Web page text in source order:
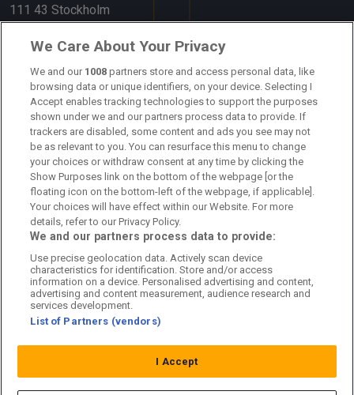
111 43 Stockholm
Länkar
Om oss
Kontakta oss
Kundtjänst
Sponsor: Rekatochklart
Annonsera på Fotbolldirekt
Redaktionell policy
Personuppgiftspolicy
Cookiepolicy
Arkiv
We Care About Your Privacy
We and our 1008 partners store and access personal data, like
browsing data or unique identifiers, on your device. Selecting I
Accept enables tracking technologies to support the purposes
shown under we and our partners process data to provide. If
trackers are disabled, some content and ads you see may not
be as relevant to you. You can resurface this menu to change
your choices or withdraw consent at any time by clicking the
Show Purposes link on the bottom of the webpage [or the
floating icon on the bottom-left of the webpage, if applicable].
Your choices will have effect within our Website. For more
details, refer to our Privacy Policy.
We and our partners process data to provide:
Use precise geolocation data. Actively scan device
characteristics for identification. Store and/or access
information on a device. Personalised advertising and content,
advertising and content measurement, audience research and
services development.
List of Partners (vendors)
I Accept